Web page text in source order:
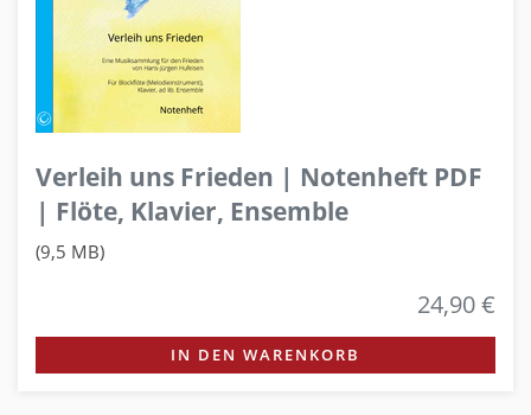
Verleih uns Frieden | Notenheft PDF
| Flöte, Klavier, Ensemble
(9,5 MB)
24,90 €
IN DEN WARENKORB